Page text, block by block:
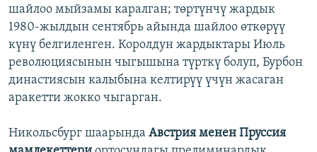
шайлоо мыйзамы каралган; төртүнчү жардык
1980-жылдын сентябрь айында шайлоо өткөрүү
күнү белгиленген. Королдун жардыктары Июль
революциясынын чыгышына түрткү болуп, Бурбон
династиясын калыбына келтирүү үчүн жасаган
аракетти жокко чыгарган.
Никольсбург шаарында Австрия менен Пруссия